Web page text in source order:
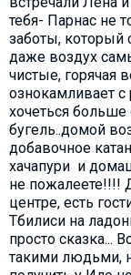
тебя- Парнас не
заботы, который
даже воздух
чистые, горячая
ознокамливает с
хочеться больше
бугель..домой
добавочное
хачапури и
не пожалеете!!!!
центре, есть
Тбилиси на
просто сказка...
такими людьми,